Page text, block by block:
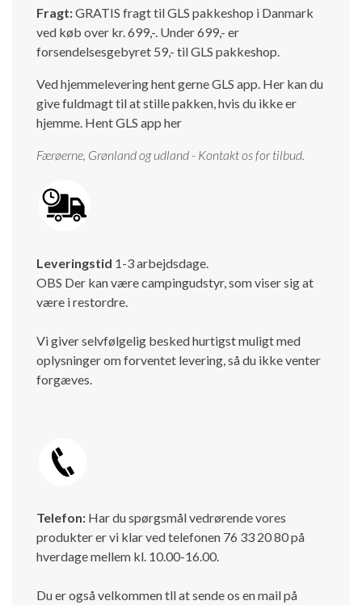
GPDR - KG Camping Kundeklub
Fragt:GRATIS fragt til GLS pakkeshop i Danmark
ved køb over kr. 699,-. Under 699,- er
forsendelsesgebyret 59,- til GLS pakkeshop.
Ved hjemmelevering hent gerne GLS app. Her kan du
give fuldmagt til at stille pakken, hvis du ikke er
hjemme. Hent GLS app her
Færøerne, Grønland og udland - Kontakt os for tilbud.
Leveringstid 1-3 arbejdsdage.
OBS Der kan være campingudstyr, som viser sig at
være i restordre.
Vi giver selvfølgelig besked hurtigst muligt med
oplysninger om forventet levering, så du ikke venter
forgæves.
Telefon: Har du spørgsmål vedrørende vores
produkter er vi klar ved telefonen 76 33 20 80 på
hverdage mellem kl. 10.00-16.00.
Du er også velkommen tll at sende os en mail på